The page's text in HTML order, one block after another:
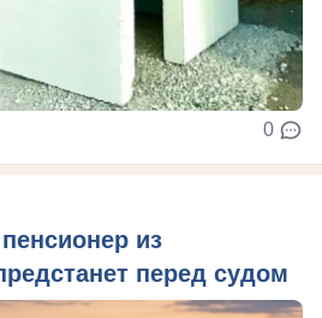
0
из
перед судом